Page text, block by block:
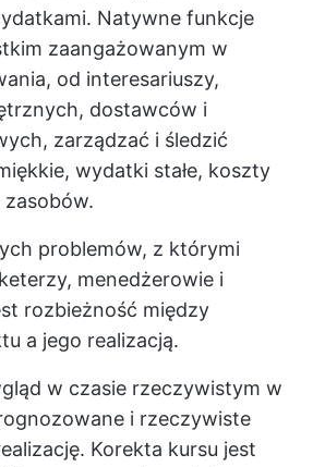
Natywne funkcje
zaangażowanym w
od interesariuszy,
dostawców i
zarządzać i śledzić
wydatki stałe, koszty
problemów, z którymi
menedżerowie i
rozbieżność między
a jego realizacją.
w czasie rzeczywistym w
i rzeczywiste
Korekta kursu jest